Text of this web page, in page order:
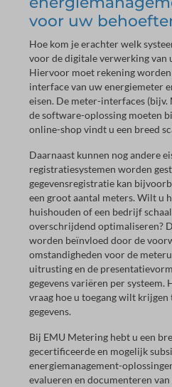
voor uw
Hoe kom je erachter welk
voor de digitale verwerking van
Hiervoor moet rekening
interface van uw energiemeter
eisen. De meter-interfaces (bijv.
de software-oplossing moeten
online-shop vindt u een breed
Daarnaast kunnen nog andere
registratiesystemen worden
gegevensregistratie kan
een groot aantal meters. Wilt u
huishouden of een bedrijf
overschrijdend optimaliseren?
worden beïnvloed door de
omstandigheden voor de
uitrusting en de
gegevens variëren per
vraag hoe u toegang wilt krijgen
gegevens.
Bij EMU Metering hebt u een
gecertificeerde en mogelijk
energiemanagement-
evalueren en documenteren